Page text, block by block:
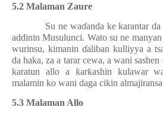
5.2 Malaman Zaure
Su ne waɗanda ke karantar
addinin Musulunci. Wato su ne manyan
wurinsu, kimanin ɗaliban kulliyya a
da haka, za a tarar cewa, a wani
karatun allo a ƙarƙashin kulawar
malamin ko wani daga cikin
5.3 Malaman Allo